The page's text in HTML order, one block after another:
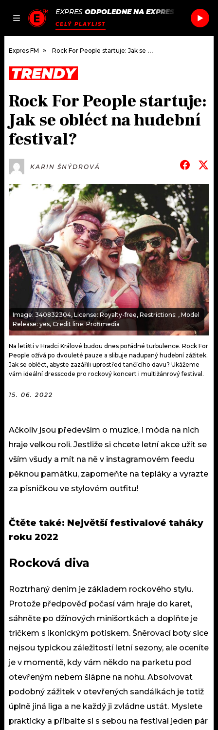
JAK
SEZNAM.CZ
EXPRES ODPOLEDNE NA EXPRES FM /
CELÝ PLAYLIST
DOMŮ
ČLÁNKY
ROZHOVORY
#NEBUDUDOMA
KALENDÁŘ
KVÍZY
VIP
TRENDY
KULTURA
OSTATNÍ
PODCASTY
JAK NALADIT
APLIKACE
PROGRAM
PLAYLIST
JAK NALADIT
SOUTĚŽE
Expres FM Rock For People startuje: Jak se obléct na hudební festival?
TRENDY
Rock For People startuje:
Jak se obléct na hudební
festival?
KARIN ŠNÝDROVÁ
Image: 340832304, License: Royalty-free, Restrictions: , Model
Release: yes, Credit line: Profimedia
Na letišti v Hradci Králové budou dnes pořádné turbulence. Rock For
People ožívá po dvouleté pauze a slibuje nadupaný hudební zážitek.
Jak se obléct, abyste zazářili uprostřed tančícího davu? Ukážeme
vám ideální dresscode pro rockový koncert i multižánrový festival.
15. 06. 2022
Ačkoliv jsou především o muzice, i móda na nich
hraje velkou roli. Jestliže si chcete letní akce užít se
vším všudy a mít na ně v instagramovém feedu
pěknou památku, zapomeňte na tepláky a vyrazte
za písničkou ve stylovém outfitu!
Čtěte také: Největší festivalové taháky
roku 2022
Rocková diva
Roztrhaný denim je základem rockového stylu.
Protože předpověď počasí vám hraje do karet,
sáhněte po džínových minišortkách a doplňte je
tričkem s ikonickým potiskem. Šněrovací boty sice
nejsou typickou záležitostí letní sezony, ale oceníte
je v momentě, kdy vám někdo na parketu pod
otevřeným nebem šlápne na nohu. Absolvovat
podobný zážitek v otevřených sandálkách je totiž
úplně jiná liga a ne každý ji zvládne ustát. Myslete
prakticky a přibalte si s sebou na festival jeden pár